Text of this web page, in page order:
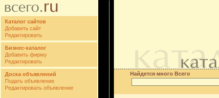
Каталог сайтов
Добавить сайт
Редактировать
Бизнес-каталог
Добавить фирму
Редактировать
Доска объявлений
Подать объявление
Редактировать объявление
Найдется много Всего